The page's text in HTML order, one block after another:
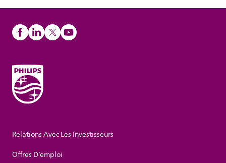
Relations Avec Les Investisseurs
Offres D’emploi